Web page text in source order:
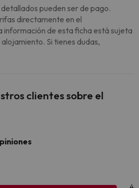
pueden ser de pago.
directamente en el
información de esta ficha está sujeta
Si tienes dudas,
clientes sobre el